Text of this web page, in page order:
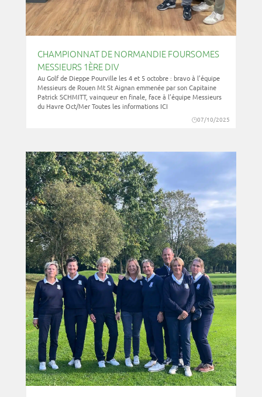
CHAMPIONNAT DE NORMANDIE FOURSOMES
MESSIEURS 1ÈRE DIV
07/10/2025
Au Golf de Dieppe Pourville les 4 et 5 octobre : bravo à l’équipe
Messieurs de Rouen Mt St Aignan emmenée par son Capitaine
Patrick SCHMITT, vainqueur en finale, face à l’équipe Messieurs
du Havre Oct/Mer Toutes les informations ICI